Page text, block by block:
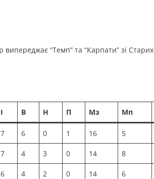
випереджає “Темп” та “Карпати” зі Старих
І В Н П Мз Мп
7 6 0 1 16 5
7 4 3 0 14 8
6 4 2 0 14 6